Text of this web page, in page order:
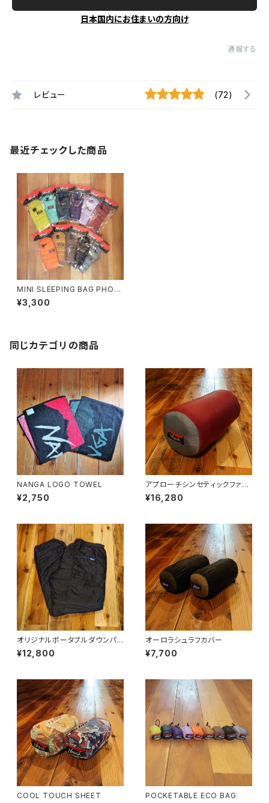
日本国内にお住まいの方向け
通報する
レビュー (72)
最近チェックした商品
MINI SLEEPING BAG PHON
E CASE
¥3,300
同じカテゴリの商品
NANGA LOGO TOWEL
¥2,750
アプローチシンセティックファイ
バー800
¥16,280
オリジナルポータブルダウンパン
ツ
¥12,800
オーロラシュラフカバー
¥7,700
COOL TOUCH SHEET POCKETABLE ECO BAG